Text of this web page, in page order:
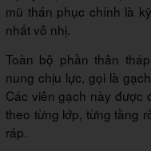
mũ thán phục chính là
nhất vô nhị.
Toàn bộ phần thân
nung chịu lực, gọi là
Các viên gạch này được
theo từng lớp, từng tầng
ráp.